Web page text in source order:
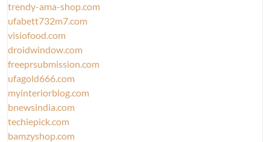
trendy-ama-shop.com
ufabett732m7.com
visiofood.com
droidwindow.com
freeprsubmission.com
ufagold666.com
myinteriorblog.com
bnewsindia.com
techiepick.com
bamzyshop.com